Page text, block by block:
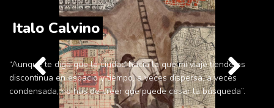
Judith Butler
“Sin el tú, ese pronombre indefinido, promiscuo y expansivo,
naufragamos y caemos”.